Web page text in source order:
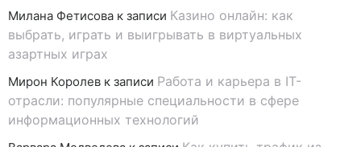
Милана Фетисова к записи Казино онлайн: как
выбрать, играть и выигрывать в виртуальных
азартных играх
Мирон Королев к записи Работа и карьера в IT-
отрасли: популярные специальности в сфере
информационных технологий